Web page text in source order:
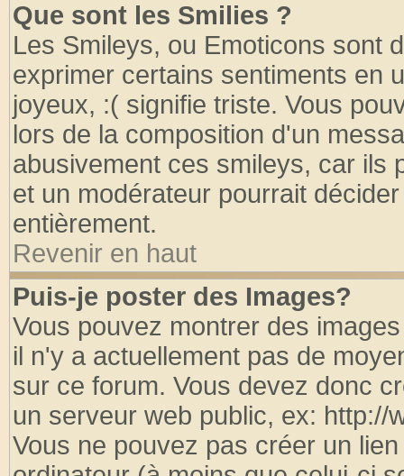
Que sont les Smilies ?
Les Smileys, ou Emoticons sont
exprimer certains sentiments en
joyeux, :( signifie triste. Vous
lors de la composition d'un
abusivement ces smileys, car ils
et un modérateur pourrait
entièrement.
Revenir en haut
Puis-je poster des Images?
Vous pouvez montrer des
il n'y a actuellement pas de
sur ce forum. Vous devez donc
un serveur web public, ex: http://
Vous ne pouvez pas créer un